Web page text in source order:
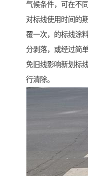
气候条件，可在不
对标线使用时间的
覆一次，的标线涂
分剥落，或经过简
免旧线影响新划标
行清除。